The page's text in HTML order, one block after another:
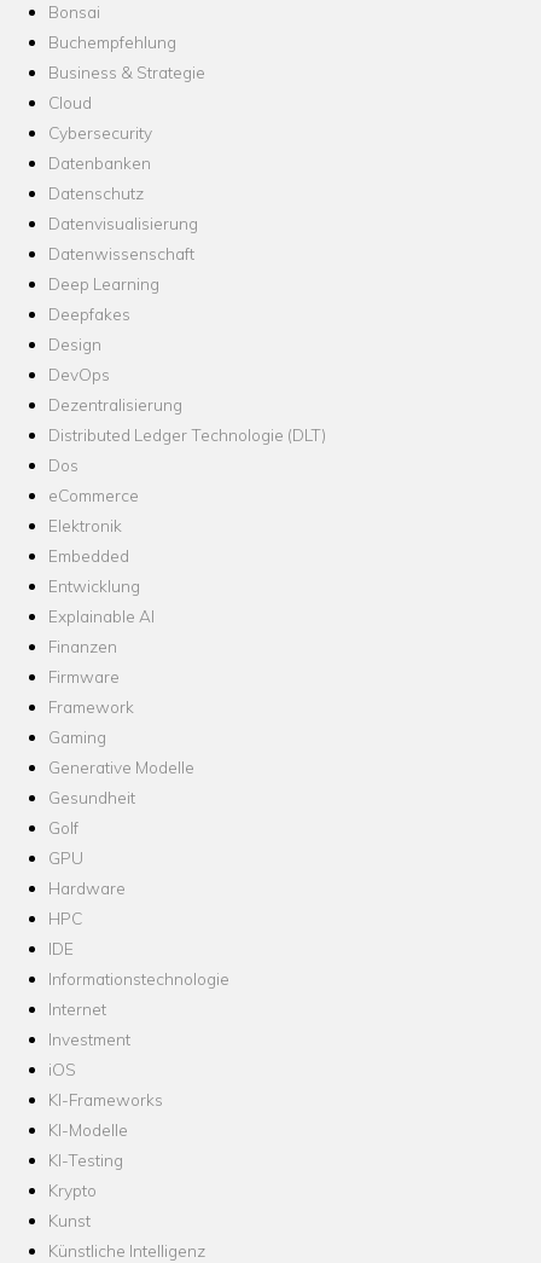
Bonsai
Buchempfehlung
Business & Strategie
Cloud
Cybersecurity
Datenbanken
Datenschutz
Datenvisualisierung
Datenwissenschaft
Deep Learning
Deepfakes
Design
DevOps
Dezentralisierung
Distributed Ledger Technologie (DLT)
Dos
eCommerce
Elektronik
Embedded
Entwicklung
Explainable AI
Finanzen
Firmware
Framework
Gaming
Generative Modelle
Gesundheit
Golf
GPU
Hardware
HPC
IDE
Informationstechnologie
Internet
Investment
iOS
KI-Frameworks
KI-Modelle
KI-Testing
Krypto
Kunst
Künstliche Intelligenz